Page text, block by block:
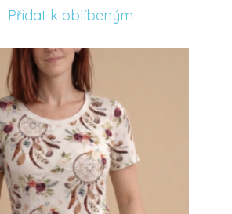
k
oblíbeným
Přidat k oblíbeným